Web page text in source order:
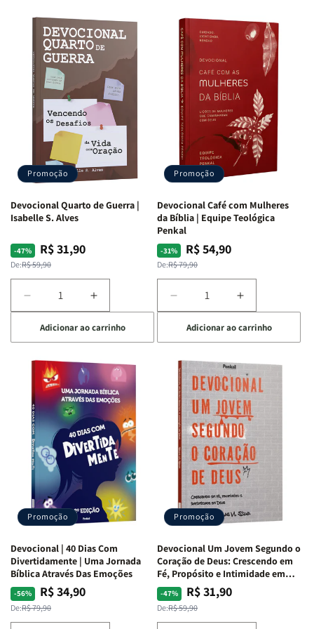
Promoção
Devocional Quarto de Guerra |
Isabelle S. Alves
-47%
Preço
normal
De:R$ 59,90
Preço
promocional
R$ 31,90
Diminuir
a
quantidade
de
Devocional
Quarto
de
Guerra
Isabelle
S.
Alves
Aumentar
a
quantidade
de
Devocional
Quarto
de
Guerra
|
Isabelle
S.
Alves
Adicionar ao carrinho
Promoção
Devocional Café com Mulheres
da Bíblia | Equipe Teológica
Penkal
-31%
Preço
normal
De:R$ 79,90
Preço
promocional
R$ 54,90
Diminuir
a
quantidade
de
Devocional
Café
com
Mulheres
da
Bíblia
Equipe
Teológica
Penkal
Aumentar
a
quantidade
de
Devocional
Café
com
Mulheres
da
Bíblia
|
Equipe
Teológica
Penkal
Adicionar ao carrinho
Promoção
Devocional | 40 Dias Com
Divertidamente | Uma Jornada
Bíblica Através Das Emoções
-56%
Preço
normal
De:R$ 79,90
Preço
promocional
R$ 34,90
Promoção
Devocional Um Jovem Segundo o
Coração de Deus: Crescendo em
Fé, Propósito e Intimidade em
Deus
-47%
Preço
normal
De:R$ 59,90
Preço
promocional
R$ 31,90